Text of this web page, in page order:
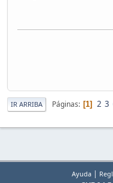
IR ARRIBA Páginas 1 2 3
Ayuda |